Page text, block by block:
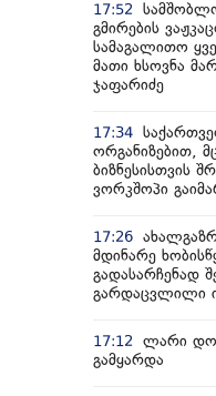
17:52
გმირების
სამაგალითო
მათი ხსოვნა
ჯაფარიძე
17:34
ორგანიზებით,
ბიზნესისთვის
ვორკშოპი
17:26
მდინარე
გადასარჩენად
გარდაცვლილი
17:12
ლარი
გამყარდა